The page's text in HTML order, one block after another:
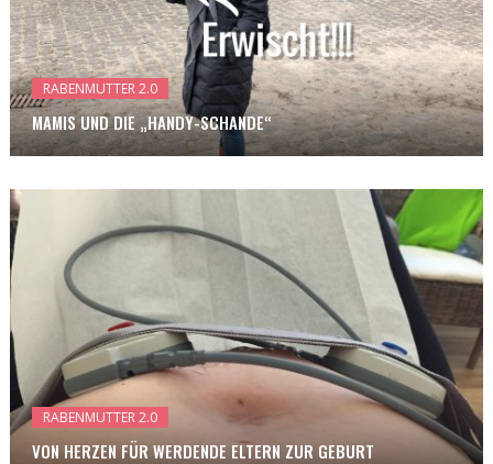
RABENMUTTER 2.0
MAMIS UND DIE „HANDY-SCHANDE“
RABENMUTTER 2.0
VON HERZEN FÜR WERDENDE ELTERN ZUR GEBURT